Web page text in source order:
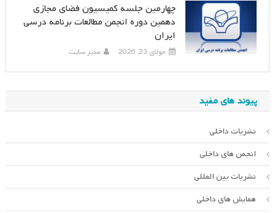
چهارمین جلسه کمیسیون فضای مجازی
دهمین دوره انجمن مطالعات برنامه درسی
ایران
جولای 23, 2026 مدیر سایت
پیوند های مفید
نشریات داخلی
انجمن های داخلی
نشریات بین المللی
همایش های داخلی